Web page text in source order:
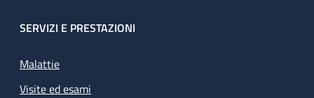
SERVIZI E PRESTAZIONI
Malattie
Visite ed esami